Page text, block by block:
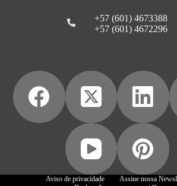
+57 (601) 4673388
+57 (601) 4672296
Aviso de privacidade
Assine nossa